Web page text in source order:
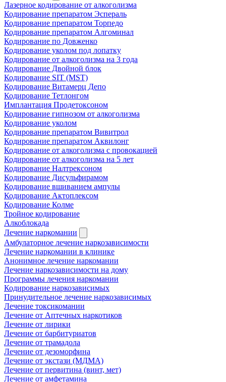
Лазерное кодирование от алкоголизма
Кодирование препаратом Эспераль
Кодирование препаратом Торпедо
Кодирование препаратом Алгоминал
Кодирование по Довженко
Кодирование уколом под лопатку
Кодирование от алкоголизма на 3 года
Кодирование Двойной блок
Кодирование SIT (MST)
Кодирование Витамерц Депо
Кодирование Тетлонгом
Имплантация Продетоксоном
Кодирование гипнозом от алкоголизма
Кодирование уколом
Кодирование препаратом Вивитрол
Кодирование препаратом Аквилонг
Кодирование от алкоголизма с провокацией
Кодирование от алкоголизма на 5 лет
Кодирование Налтрексоном
Кодирование Дисульфирамом
Кодирование вшиванием ампулы
Кодирование Актоплексом
Кодирование Колме
Тройное кодирование
Алкоблокада
Лечение наркомании
Амбулаторное лечение наркозависимости
Лечение наркомании в клинике
Анонимное лечение наркомании
Лечение наркозависимости на дому
Программы лечения наркомании
Кодирование наркозависимых
Принудительное лечение наркозависимых
Лечение токсикомании
Лечение от Аптечных наркотиков
Лечение от лирики
Лечение от барбитуриатов
Лечение от трамадола
Лечение от дезоморфина
Лечение от экстази (МДМА)
Лечение от первитина (винт, мет)
Лечение от амфетамина